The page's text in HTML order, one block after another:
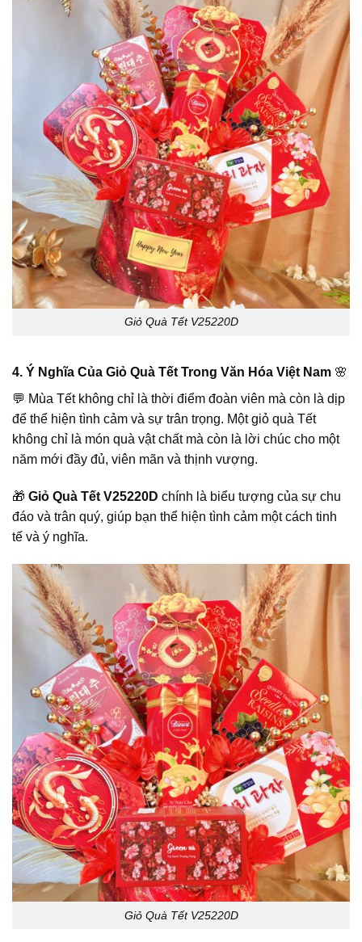
Giỏ Quà Tết V25220D
4. Ý Nghĩa Của Giỏ Quà Tết Trong Văn Hóa Việt Nam 🌸
💬 Mùa Tết không chỉ là thời điểm đoàn viên mà còn là dịp
để thể hiện tình cảm và sự trân trọng. Một giỏ quà Tết
không chỉ là món quà vật chất mà còn là lời chúc cho một
năm mới đầy đủ, viên mãn và thịnh vượng.
🎁 Giỏ Quà Tết V25220D chính là biểu tượng của sự chu
đáo và trân quý, giúp bạn thể hiện tình cảm một cách tinh
tế và ý nghĩa.
Giỏ Quà Tết V25220D